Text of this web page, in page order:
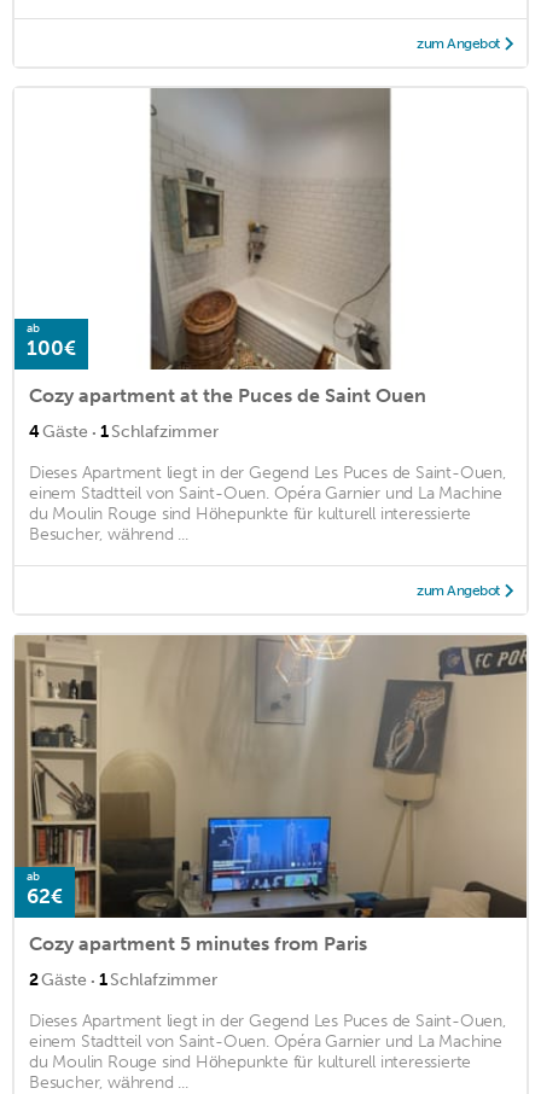
zum Angebot
ab
100€
Cozy apartment at the Puces de Saint Ouen
4Gäste · 1Schlafzimmer
Dieses Apartment liegt in der Gegend Les Puces de Saint-Ouen,
einem Stadtteil von Saint-Ouen. Opéra Garnier und La Machine
du Moulin Rouge sind Höhepunkte für kulturell interessierte
Besucher, während ...
zum Angebot
ab
62€
Cozy apartment 5 minutes from Paris
2Gäste · 1Schlafzimmer
Dieses Apartment liegt in der Gegend Les Puces de Saint-Ouen,
einem Stadtteil von Saint-Ouen. Opéra Garnier und La Machine
du Moulin Rouge sind Höhepunkte für kulturell interessierte
Besucher, während ...